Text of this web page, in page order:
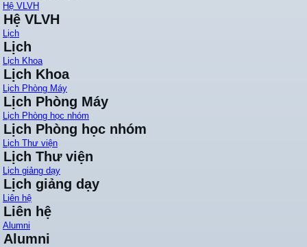
Hệ VLVH
Hệ VLVH
Lịch
Lịch
Lịch Khoa
Lịch Khoa
Lịch Phòng Máy
Lịch Phòng Máy
Lịch Phòng học nhóm
Lịch Phòng học nhóm
Lịch Thư viện
Lịch Thư viện
Lịch giảng dạy
Lịch giảng dạy
Liên hệ
Liên hệ
Alumni
Alumni